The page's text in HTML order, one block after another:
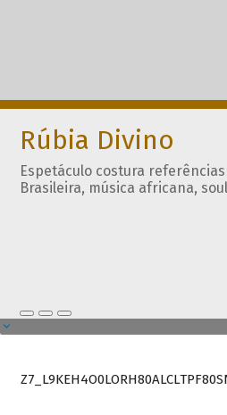
Rúbia Divino
Espetáculo costura
Brasileira, música africana,